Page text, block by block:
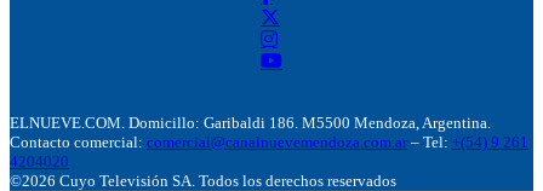
ELNUEVE.COM. Domicillo: Garibaldi 186. M5500 Mendoza, Argentina.
Contacto comercial: comercial@canalnuevemendoza.com.ar – Tel: +(54) 9 261
4204020
©2026 Cuyo Televisión SA. Todos los derechos reservados